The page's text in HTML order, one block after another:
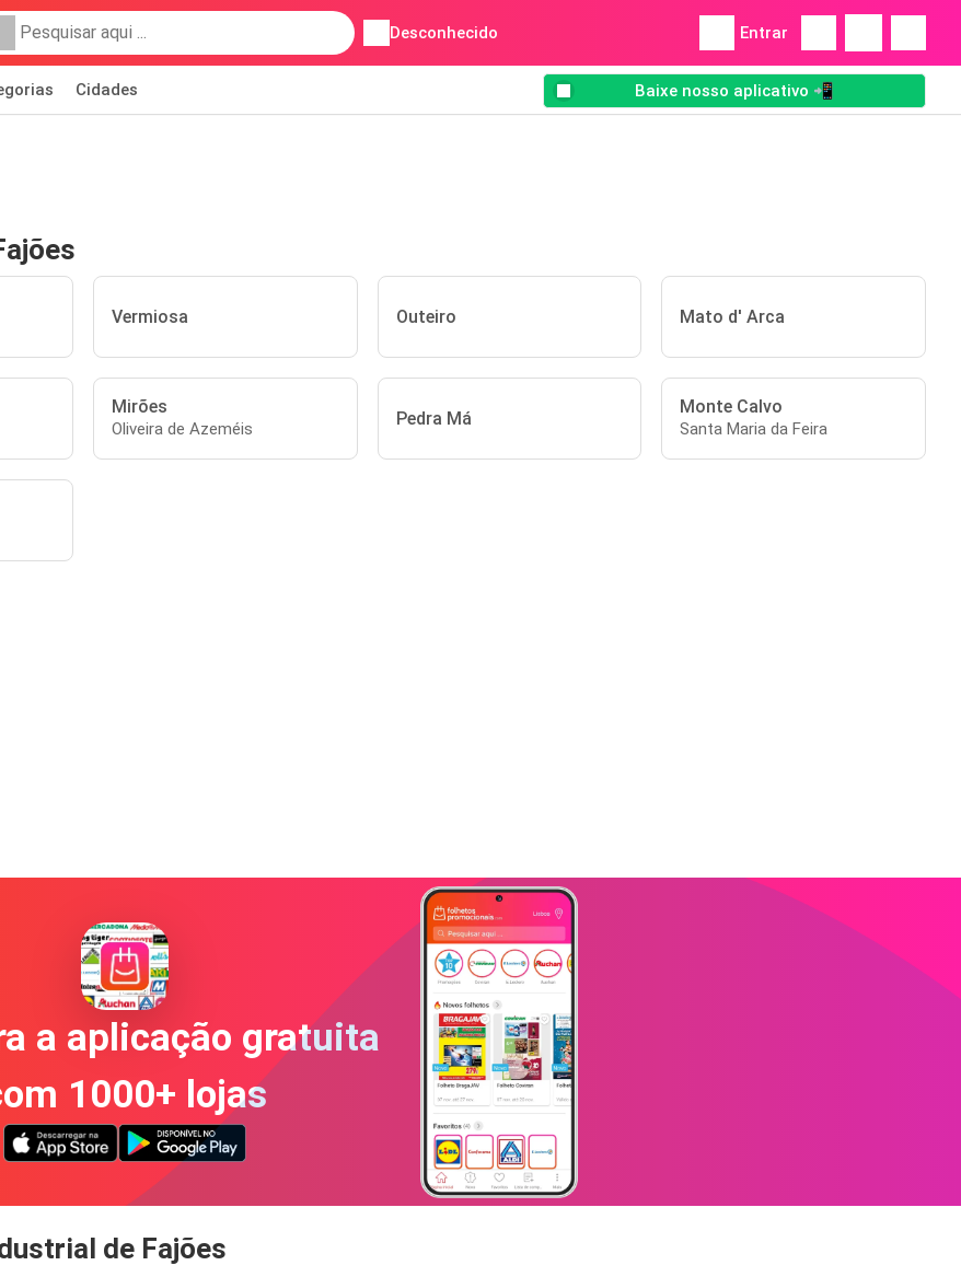
Desconhecido Entrar
Cidades Baixe nosso aplicativo 📲
Vermiosa Outeiro Mato d' Arca
Mirões
Oliveira de Azeméis Pedra Má
Monte Calvo
Santa Maria da Feira
a aplicação gratuita
1000+ lojas
de Fajões